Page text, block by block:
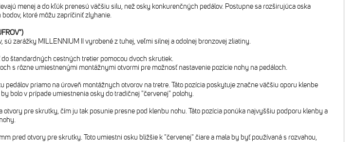
menej a do kľúk prenesú väčšiu silu, než osky konkurenčných pedálov. Postupne sa rozširujúca oska
ktoré môžu zapríčiniť zlyhanie.
zarážky MILLENNIUM II vyrobené z tuhej, veľmi silnej a odolnej bronzovej zliatiny.
štandardných cestných tretier pomocou dvoch skrutiek.
s rôzne umiestnenými montážnymi otvormi pre možnosť nastavenie pozície nohy na pedáloch.
pedálov priamo na úroveň montážnych otvorov na tretre. Táto pozícia poskytuje značne väčšiu oporu klenbe
bolo v prípade umiestnenia osky do tradičnej "červenej" polohy.
pre skrutky, čím ju tak posunie presne pod klenbu nohu. Táto pozícia ponúka najvyššiu podporu klenby a
pred otvory pre skrutky. Toto umiestni osku bližšie k "červenej" čiare a mala by byť používaná s rozvahou,